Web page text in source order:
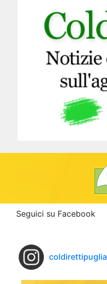
Seguici su Facebook
coldirettipuglia